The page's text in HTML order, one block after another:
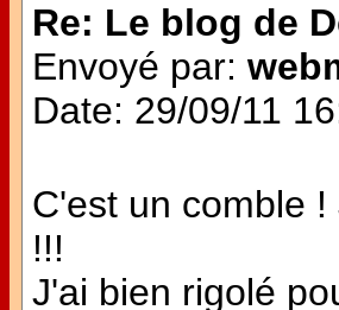
Re: Le blog de
Envoyé par:
Date: 29/09/11
C'est un comble
!!!
J'ai bien rigolé